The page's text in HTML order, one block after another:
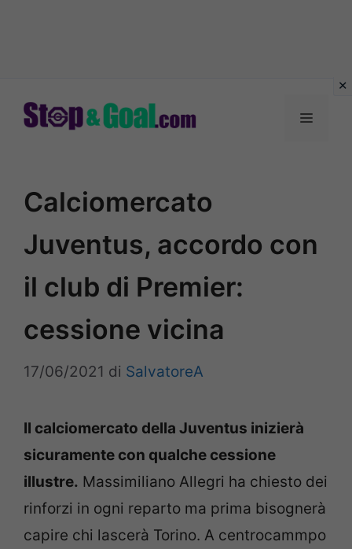
Menu
Calciomercato
Juventus, accordo con
il club di Premier:
cessione vicina
17/06/2021 di SalvatoreA
Il calciomercato della Juventus inizierà
sicuramente con qualche cessione
illustre. Massimiliano Allegri ha chiesto dei
rinforzi in ogni reparto ma prima bisognerà
capire chi lascerà Torino. A centrocammpo